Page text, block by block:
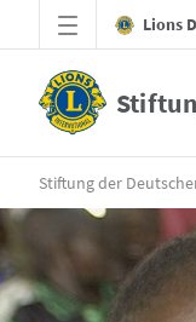
Zum HauptinhaltLions
2026 -
Stiftung der